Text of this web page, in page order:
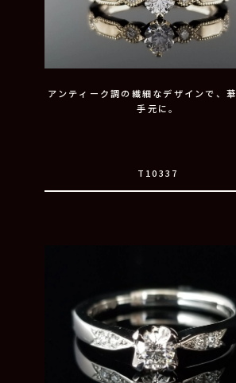
アンティーク調の繊細なデザインで、
手元に。
T10337